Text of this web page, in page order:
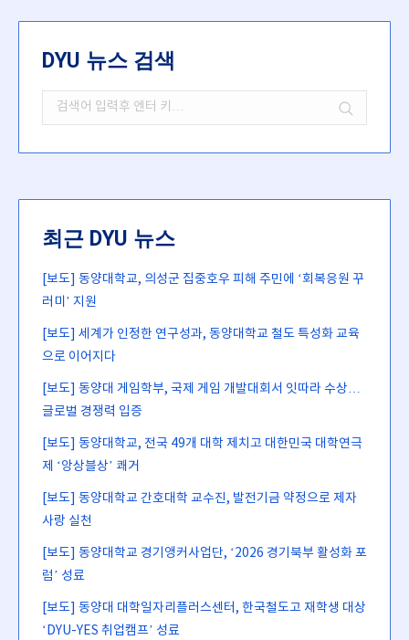
DYU 뉴스 검색
Search:
최근 DYU 뉴스
[보도] 동양대학교, 의성군 집중호우 피해 주민에 ‘회복응원 꾸
러미’ 지원
[보도] 세계가 인정한 연구성과, 동양대학교 철도 특성화 교육
으로 이어지다
[보도] 동양대 게임학부, 국제 게임 개발대회서 잇따라 수상…
글로벌 경쟁력 입증
[보도] 동양대학교, 전국 49개 대학 제치고 대한민국 대학연극
제 ‘앙상블상’ 쾌거
[보도] 동양대학교 간호대학 교수진, 발전기금 약정으로 제자
사랑 실천
[보도] 동양대학교 경기앵커사업단, ‘2026 경기북부 활성화 포
럼’ 성료
[보도] 동양대 대학일자리플러스센터, 한국철도고 재학생 대상
‘DYU-YES 취업캠프’ 성료